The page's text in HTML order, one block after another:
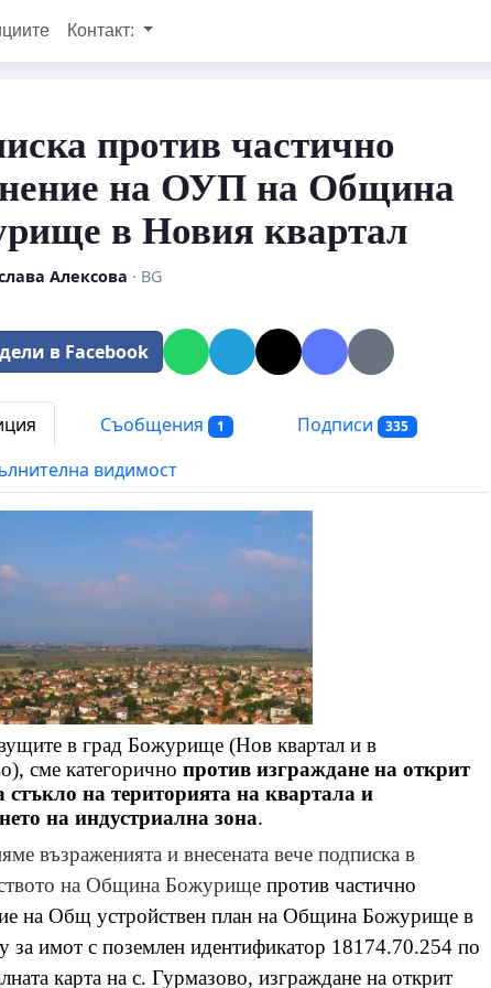
Контакт:
против частично
на ОУП на Община
в Новия квартал
Алексова · BG
в Facebook
Съобщения 1 Подписи 335
видимост
в град Божурище (Нов квартал и в
сме категорично против изграждане на открит
стъкло на територията на квартала и
на индустриална зона.
възраженията и внесената вече подписка в
на Община Божурище против частично
на Общ устройствен план на Община Божурище в
за имот с поземлен идентификатор 18174.70.254 по
карта на с. Гурмазово, изграждане на открит